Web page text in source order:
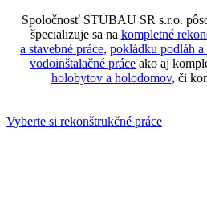
Spoločnosť STUBAU SR s.r.o.
špecializuje sa na kompletné
a stavebné práce, pokládku podláh a
vodoinštalačné práce ako aj
holobytov a holodomov, či
Vyberte si rekonštrukčné práce